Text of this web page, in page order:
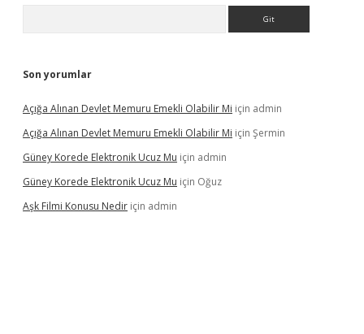
Son yorumlar
Açığa Alınan Devlet Memuru Emekli Olabilir Mi için admin
Açığa Alınan Devlet Memuru Emekli Olabilir Mi için Şermin
Güney Korede Elektronik Ucuz Mu için admin
Güney Korede Elektronik Ucuz Mu için Oğuz
Aşk Filmi Konusu Nedir için admin